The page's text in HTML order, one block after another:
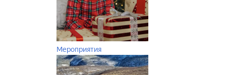
Мероприятия